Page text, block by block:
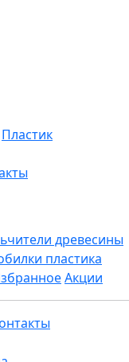
Пластик
древесины
пластика
Акции